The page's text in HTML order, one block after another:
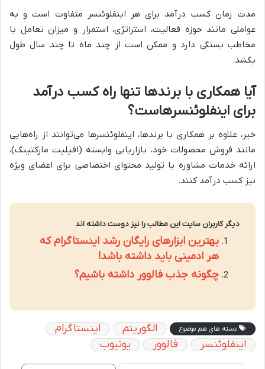
مدت زمان کسب درآمد برای هر اینفلوئنسر متفاوت است و به
عواملی مانند حوزه فعالیت، استراتژی، استمرار و میزان تعامل با
مخاطب بستگی دارد و ممکن است از چند ماه تا چند سال طول
بکشد.
آیا همکاری با برندها تنها راه کسب درآمد
برای اینفلوئنسرهاست؟
خیر، علاوه بر همکاری با برندها، اینفلوئنسرها می‌توانند از راه‌هایی
مانند فروش محصولات خود، بازاریابی وابسته (افیلیت مارکتینگ)،
ارائه خدمات مشاوره یا تولید محتوای اختصاصی برای اعضای ویژه
نیز کسب درآمد کنند.
دیگر کاربران سایت این مطالب را نیز دوست داشته اند
بهترین ابزارهای رایگان رشد اینستاگرام که
هر ادمینی باید داشته باشد!
چگونه جذب فالوور داشته باشیم؟
دسته های هم موضوع الگوریتم
اینستاگرام
اینفلوئنسر
فالوور یوتیوب